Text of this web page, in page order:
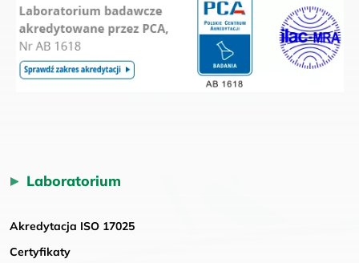
Laboratorium
Akredytacja ISO 17025
Certyfikaty